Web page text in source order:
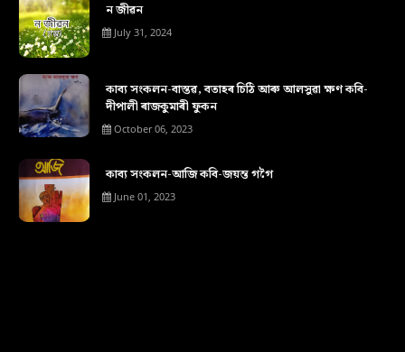
ন জীৱন
July 31, 2024
কাব্য সংকলন-বাস্তৱ, বতাহৰ চিঠি আৰু আলসুৱা ক্ষণ কবি-
দীপালী ৰাজকুমাৰী ফুকন
October 06, 2023
কাব্য সংকলন-আজি কবি-জয়ন্ত গগৈ
June 01, 2023